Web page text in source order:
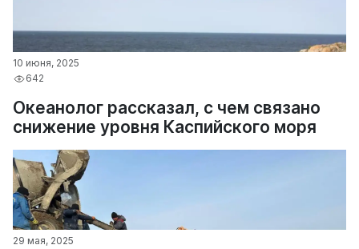
10 июня, 2025
642
Океанолог рассказал, с чем связано
снижение уровня Каспийского моря
29 мая, 2025